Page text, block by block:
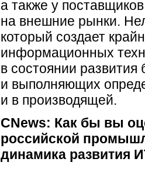
а также у
на внешние рынки.
который создает
информационных
в состоянии
и выполняющих
и в производящей.
CNews: Как бы вы
российской
динамика развития